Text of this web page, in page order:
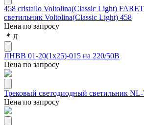
458 cristallo Voltolina(Classic Light)
светильник Voltolina(Classic Light) 458
Цена по запросу
Л
ЛНВВ 01-20(1х25)-015 на 220/50В
Цена по запросу
Трековый светодиодный светильник
Цена по запросу